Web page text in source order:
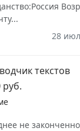
28
текстов
руб.
не